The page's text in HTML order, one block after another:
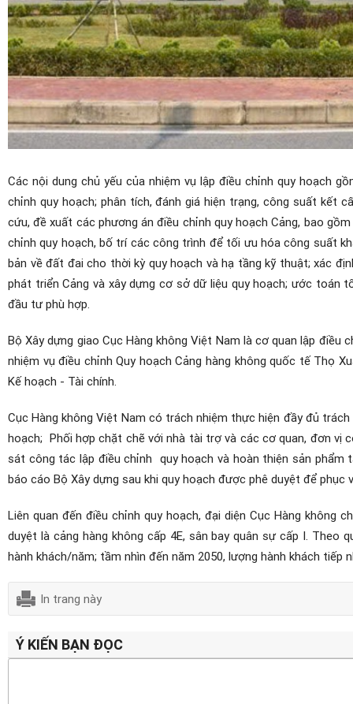
Các nội dung chủ yếu của nhiệm vụ lập điều chỉnh quy hoạch
chỉnh quy hoạch; phân tích, đánh giá hiện trạng, công suất kết
cứu, đề xuất các phương án điều chỉnh quy hoạch Cảng, bao
chỉnh quy hoạch, bố trí các công trình để tối ưu hóa công suất
bản về đất đai cho thời kỳ quy hoạch và hạ tầng kỹ thuật; xác
phát triển Cảng và xây dựng cơ sở dữ liệu quy hoạch; ước toán
đầu tư phù hợp.
Bộ Xây dựng giao Cục Hàng không Việt Nam là cơ quan lập điều
nhiệm vụ điều chỉnh Quy hoạch Cảng hàng không quốc tế Thọ
Kế hoạch - Tài chính.
Cục Hàng không Việt Nam có trách nhiệm thực hiện đầy đủ
hoạch; Phối hợp chặt chẽ với nhà tài trợ và các cơ quan, đơn vị
sát công tác lập điều chỉnh quy hoạch và hoàn thiện sản phẩm
báo cáo Bộ Xây dựng sau khi quy hoạch được phê duyệt để
Liên quan đến điều chỉnh quy hoạch, đại diện Cục Hàng không
duyệt là cảng hàng không cấp 4E, sân bay quân sự cấp I. Theo
hành khách/năm; tầm nhìn đến năm 2050, lượng hành khách tiếp
In trang này
Ý KIẾN BẠN ĐỌC